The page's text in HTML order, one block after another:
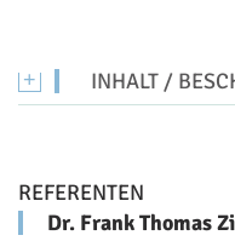
INHALT /
REFERENTEN
Dr. Frank Thomas